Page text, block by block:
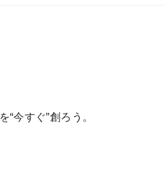
今すぐ”創ろう。